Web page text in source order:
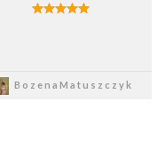
BozenaMatuszczyk